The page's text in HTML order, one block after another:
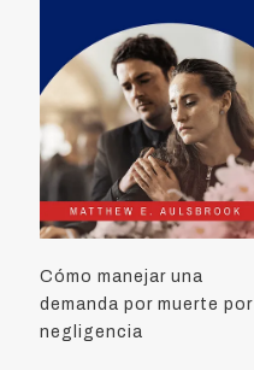
Cómo manejar una
demanda por muerte por
negligencia